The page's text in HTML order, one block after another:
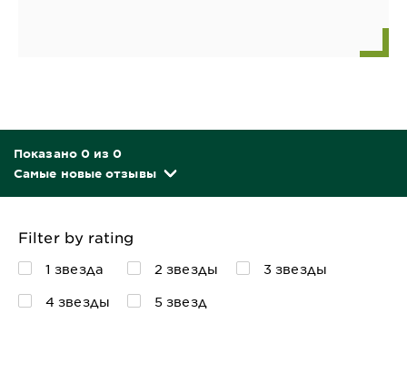
Показано 0 из 0
Самые новые отзывы
Filter by rating
1 звезда 2 звезды
3 звезды
4 звезды
5 звезд